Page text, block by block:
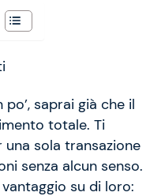
saprai già che il
totale. Ti
sola transazione
senza alcun senso.
su di loro: